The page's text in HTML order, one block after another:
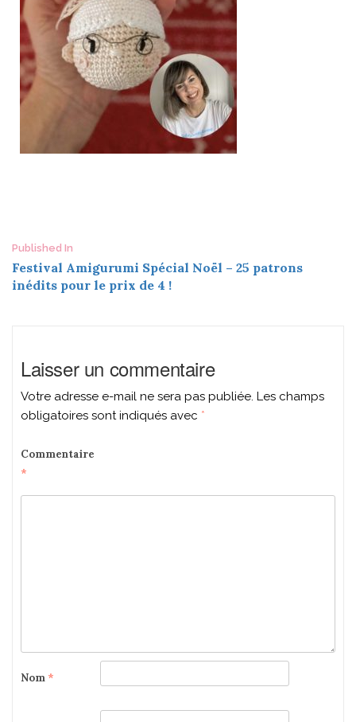
Post
navigation
Published In
Festival Amigurumi Spécial Noël – 25 patrons
inédits pour le prix de 4 !
Laisser un commentaire
Votre adresse e-mail ne sera pas publiée. Les champs
obligatoires sont indiqués avec *
Commentaire
*
Nom *